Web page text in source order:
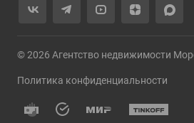
© 2026 Агентство недвижимости
Политика конфиденциальности